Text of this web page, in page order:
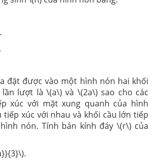
đặt được vào một hình nón hai khối
lượt là \(a\) và \(2a\) sao cho các
xúc với mặt xung quanh của hình
tiếp xúc với nhau và khối cầu lớn tiếp
nón. Tính bán kính đáy \(r\) của